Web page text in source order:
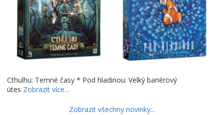
Cthulhu: Temné časy * Pod hladinou: Velký bariérový
útes Zobrazit více...
Zobrazit všechny novinky...